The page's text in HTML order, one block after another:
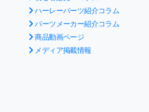
ハーレーパーツ紹介コラム
パーツメーカー紹介コラム
商品動画ページ
メディア掲載情報